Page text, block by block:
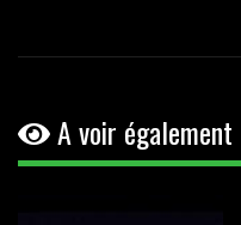
A voir également